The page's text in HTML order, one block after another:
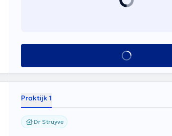
Alles zien
Praktijk 1
Dr Struyve